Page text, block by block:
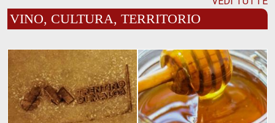
VINO, CULTURA, TERRITORIO